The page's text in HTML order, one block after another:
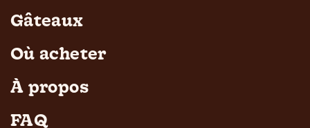
Gâteaux
Où acheter
À propos
FAQ